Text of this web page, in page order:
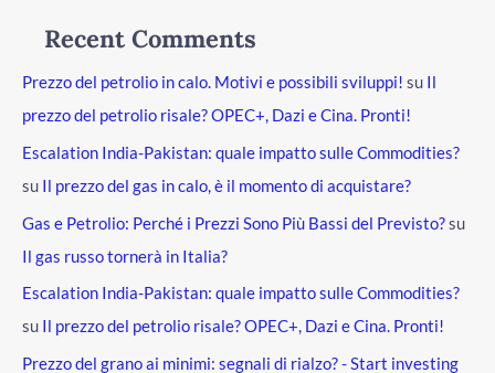
Recent Comments
Prezzo del petrolio in calo. Motivi e possibili sviluppi! su Il
prezzo del petrolio risale? OPEC+, Dazi e Cina. Pronti!
Escalation India-Pakistan: quale impatto sulle Commodities?
su Il prezzo del gas in calo, è il momento di acquistare?
Gas e Petrolio: Perché i Prezzi Sono Più Bassi del Previsto?su
Il gas russo tornerà in Italia?
Escalation India-Pakistan: quale impatto sulle Commodities?
su Il prezzo del petrolio risale? OPEC+, Dazi e Cina. Pronti!
Prezzo del grano ai minimi: segnali di rialzo? - Start investing